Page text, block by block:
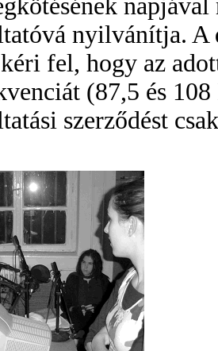
nyilvánítja.
fel, hogy az
(87,5 és
szerződést